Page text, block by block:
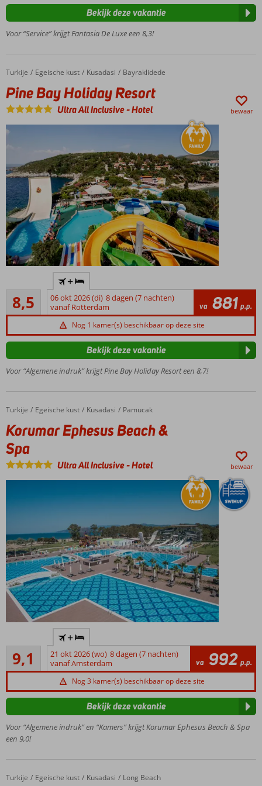
Ruime
Volop
voor jong
Voor “Service” krijgt Fantasia De Luxe een 8,3!
Bekijk deze vakantie
Home
Turkije Egeische kust Kusadasi Bayraklidede
Pine Bay Holiday Resort
Pine Bay Holiday Resort
Ultra All Inclusive-Hotel bewaar
het
strand
carterestaurants
met
glijbanen
Veel sport- en
spafaciliteiten
8,5
Aanrader
21
beoordelingen
+
06 okt 2026 (di) 8 dagen (7 nachten)
vanaf Rotterdam
va 881 p.p.
Nog 1 kamer(s) beschikbaar op deze site
Voor “Algemene indruk” krijgt Pine Bay Holiday Resort een 8,7!
Bekijk deze vakantie
Home
Turkije Egeische kust Kusadasi Pamucak
Korumar Ephesus Beach & Spa
Korumar Ephesus Beach &
Spa
Ultra All Inclusive-Hotel bewaar
luxe
hotel
aan
strand
3 à-la-
carterestaurants
Zwembad
glijbanen
Miniclub
9,1Uitstekend
17
beoordelingen
+
21 okt 2026 (wo) 8 dagen (7 nachten)
vanaf Amsterdam
va 992 p.p.
Nog 3 kamer(s) beschikbaar op deze site
Voor “Algemene indruk” en “Kamers” krijgt Korumar Ephesus Beach & Spa
een 9,0!
Bekijk deze vakantie
Home
Turkije Egeische kust Kusadasi Long Beach
Signature Blue Resort